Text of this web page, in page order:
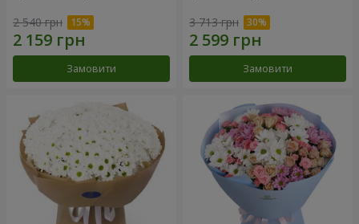
2 540 грн
Замовити
3 713 грн
Замовити